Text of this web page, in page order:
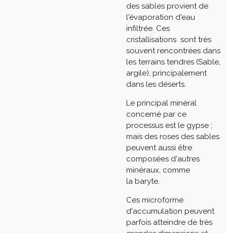
des sables provient de
l'évaporation d'eau
infiltrée. Ces
cristallisations sont très
souvent rencontrées dans
les terrains tendres (Sable,
argile), principalement
dans les déserts.
Le principal minéral
concerné par ce
processus est le gypse ;
mais des roses des sables
peuvent aussi être
composées d'autres
minéraux, comme
la baryte.
Ces microforme
d'accumulation peuvent
parfois atteindre de très